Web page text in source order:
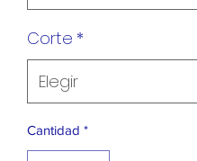
Corte *
Cantidad *